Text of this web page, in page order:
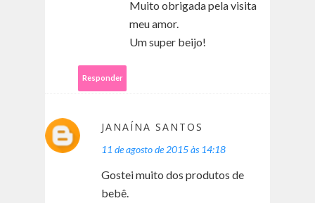
Muito obrigada pela visita
meu amor.
Um super beijo!
Responder
JANAÍNA SANTOS
11 de agosto de 2015 às 14:18
Gostei muito dos produtos de
bebê.